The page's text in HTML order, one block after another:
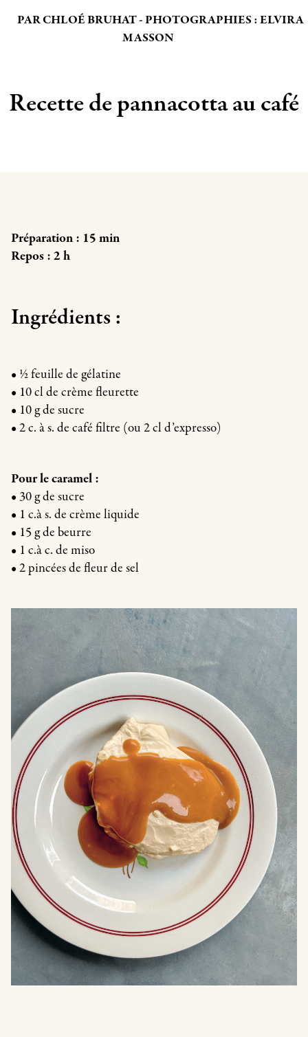
PAR CHLOÉ BRUHAT - PHOTOGRAPHIES : ELVIRA
MASSON
Recette de pannacotta au café
Préparation : 15 min
Repos : 2 h
Ingrédients :
• 1⁄2 feuille de gélatine
• 10 cl de crème fleurette
• 10 g de sucre
• 2 c. à s. de café filtre (ou 2 cl d’expresso)
Pour le caramel :
• 30 g de sucre
• 1 c.à s. de crème liquide
• 15 g de beurre
• 1 c.à c. de miso
• 2 pincées de fleur de sel